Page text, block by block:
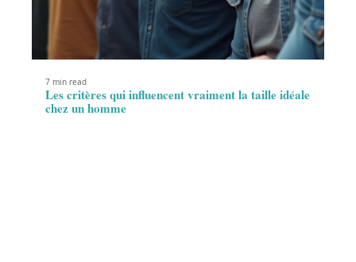
7 min read
Les critères qui influencent vraiment la taille idéale
chez un homme